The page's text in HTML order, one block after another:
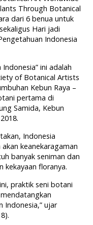
Through Botanical
dari 6 benua untuk
Hari jadi
Indonesia
ini adalah
of Botanical Artists
Kebun Raya –
pertama di
Samida, Kebun
Indonesia
keanekaragaman
banyak seniman dan
floranya.
praktik seni botani
Indonesia,” ujar